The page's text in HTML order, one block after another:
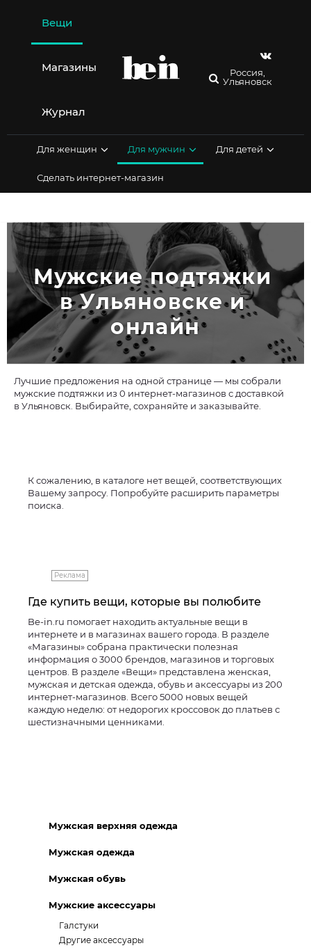
содержимому
Вещи
Магазины
Журнал
Россия,
Ульяновск
Для женщин Для мужчин Для детей
Сделать интернет-магазин
Мужские подтяжки
в Ульяновске и
онлайн
Лучшие предложения на одной странице — мы собрали
мужские подтяжки из 0 интернет-магазинов с доставкой
в Ульяновск. Выбирайте, сохраняйте и заказывайте.
К сожалению, в каталоге нет вещей, соответствующих
Вашему запросу. Попробуйте расширить параметры
поиска.
Реклама
Где купить вещи, которые вы полюбите
Be-in.ru помогает находить актуальные вещи в
интернете и в магазинах вашего города. В разделе
«Магазины» собрана практически полезная
информация о 3000 брендов, магазинов и торговых
центров. В разделе «Вещи» представлена женская,
мужская и детская одежда, обувь и аксессуары из 200
интернет-магазинов. Всего 5000 новых вещей
каждую неделю: от недорогих кроссовок до платьев с
шестизначными ценниками.
Мужская верхняя одежда
Мужская одежда
Мужская обувь
Мужские аксессуары
Галстуки
Другие аксессуары